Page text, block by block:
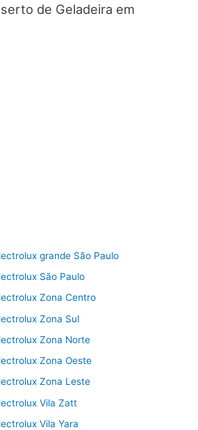
de Geladeira em
grande São Paulo
São Paulo
Zona Centro
Zona Sul
Zona Norte
Zona Oeste
Zona Leste
Vila Zatt
Vila Yara